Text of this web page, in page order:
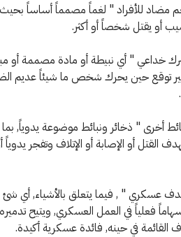
مضاد للأفراد " لغماً مصمماً أساساً
أو يقتل شخصاً أو أكثر.
خداعي " أي نبيطة أو مادة مصممة أو
توقع حين يحرك شخص ما شيئاً عديم
أخرى " ذخائر ونبائط موضوعة يدوياً, بما
القتل أو الإصابة أو الإتلاف وتفجر يدوياً
عسكري " , فيما يتعلق بالأشياء, أي
فعلياً في العمل العسكري, ويتيح تدميره
القائمة في حينه, فائدة عسكرية أكيدة.